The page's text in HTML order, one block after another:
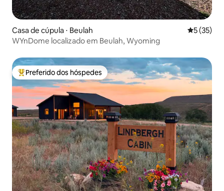
Casa de cúpula ⋅ Beulah 5 de uma
5 (35)
WYnDome localizado em Beulah, Wyoming
Entre os melhores preferidos dos hóspedes
Preferido dos hóspedes